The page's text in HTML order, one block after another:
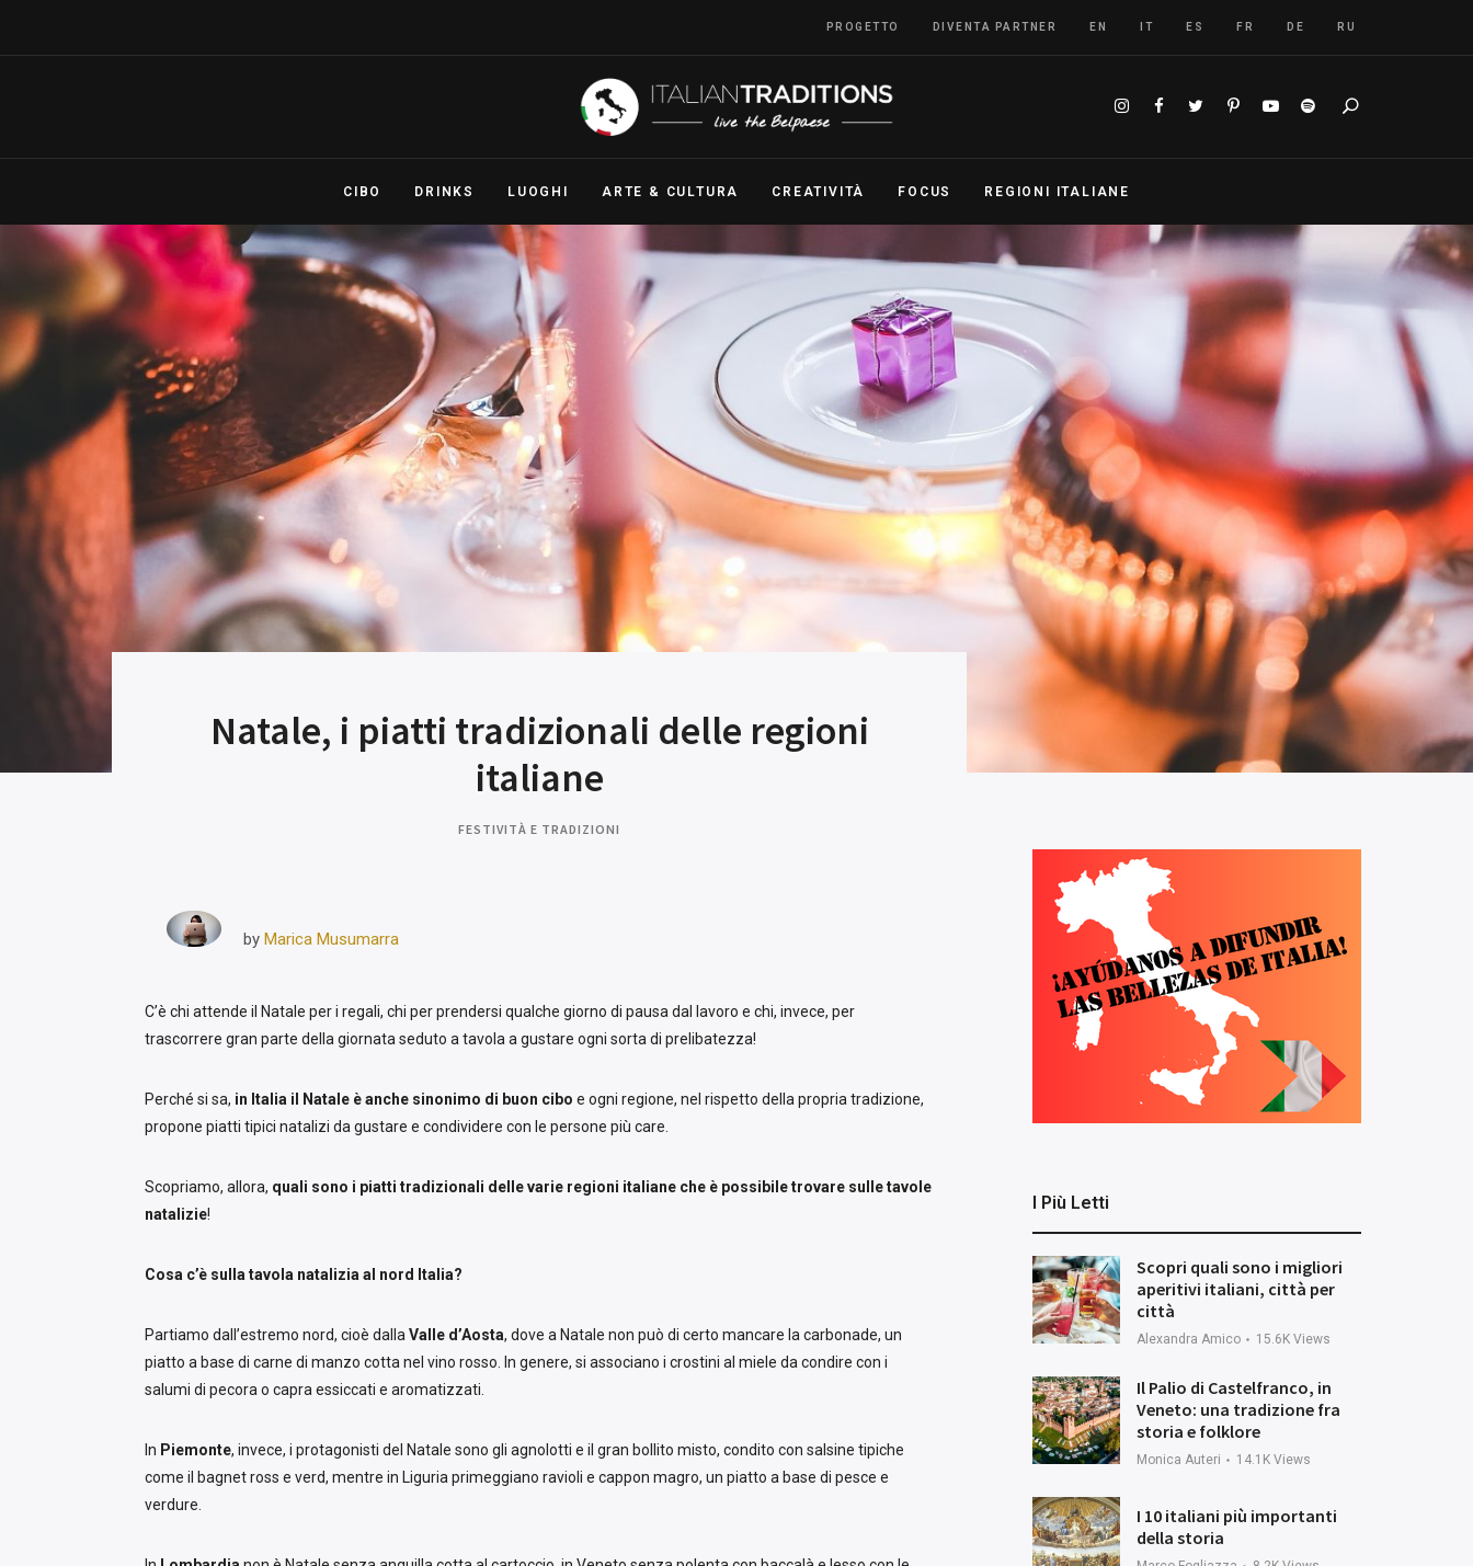
PROGETTO DIVENTA PARTNER EN IT ES FR DE RU
ITALIAN TRADITIONS
CIBO DRINKS LUOGHI ARTE & CULTURA CREATIVITÀ FOCUS REGIONI ITALIANE
Natale, i piatti tradizionali delle regioni
italiane
FESTIVITÀ E TRADIZIONI
Marica Musumarra
C’è chi attende il Natale per i regali, chi per prendersi qualche giorno di pausa dal lavoro e chi, invece, per
trascorrere gran parte della giornata seduto a tavola a gustare ogni sorta di prelibatezza!
Perché si sa, in Italia il Natale è anche sinonimo di buon cibo e ogni regione, nel rispetto della propria tradizione,
propone piatti tipici natalizi da gustare e condividere con le persone più care.
Scopriamo, allora, quali sono i piatti tradizionali delle varie regioni italiane che è possibile trovare sulle tavole
natalizie!
Cosa c’è sulla tavola natalizia al nord Italia?
Partiamo dall’estremo nord, cioè dalla Valle d’Aosta, dove a Natale non può di certo mancare la carbonade, un
piatto a base di carne di manzo cotta nel vino rosso. In genere, si associano i crostini al miele da condire con i
salumi di pecora o capra essiccati e aromatizzati.
In Piemonte, invece, i protagonisti del Natale sono gli agnolotti e il gran bollito misto, condito con salsine tipiche
come il bagnet ross e verd, mentre in Liguria primeggiano ravioli e cappon magro, un piatto a base di pesce e
verdure.
I Più Letti
Scopri quali sono i migliori
aperitivi italiani, città per
città
Alexandra Amico 15.6K Views
Il Palio di Castelfranco, in
Veneto: una tradizione fra
storia e folklore
Monica Auteri 14.1K Views
I 10 italiani più importanti
della storia